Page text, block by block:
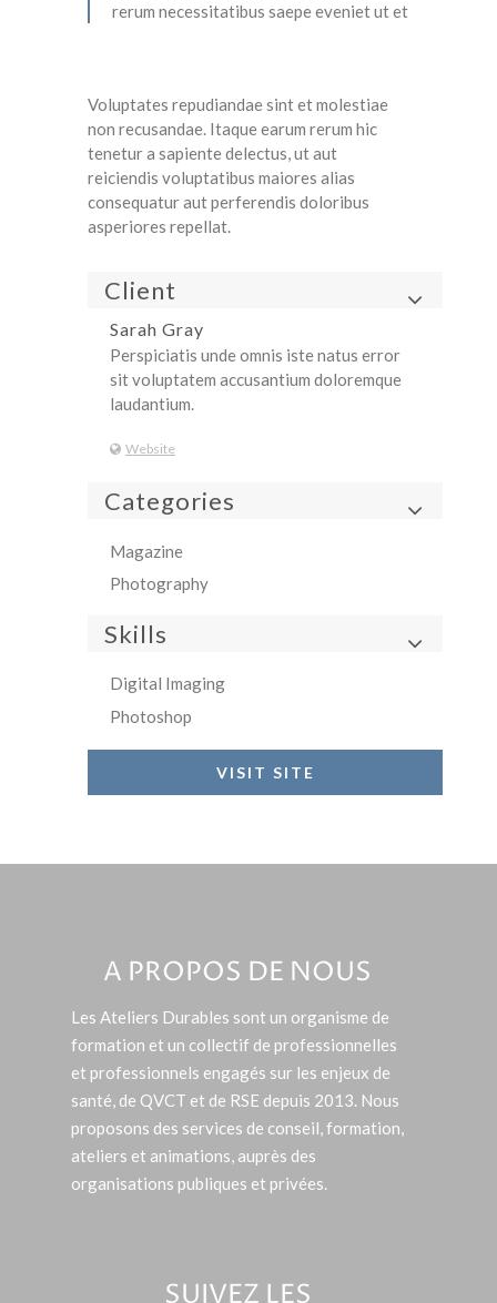
rerum necessitatibus saepe eveniet ut et
Voluptates repudiandae sint et molestiae
non recusandae. Itaque earum rerum hic
tenetur a sapiente delectus, ut aut
reiciendis voluptatibus maiores alias
consequatur aut perferendis doloribus
asperiores repellat.
Client
Sarah Gray
Perspiciatis unde omnis iste natus error
sit voluptatem accusantium doloremque
laudantium.
Website
Categories
Magazine
Photography
Skills
Digital Imaging
Photoshop
VISIT SITE
A PROPOS DE NOUS
Les Ateliers Durables sont un organisme de
formation et un collectif de professionnelles
et professionnels engagés sur les enjeux de
santé, de QVCT et de RSE depuis 2013. Nous
proposons des services de conseil, formation,
ateliers et animations, auprès des
organisations publiques et privées.
SUIVEZ LES